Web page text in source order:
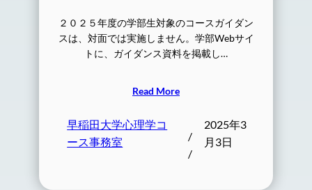
２０２５年度の学部生対象のコースガイダン
スは、対面では実施しません。学部Webサイ
トに、ガイダンス資料を掲載し…
Read More
早稲田大学心理学コ
ース事務室
/
/
2025年3
月3日